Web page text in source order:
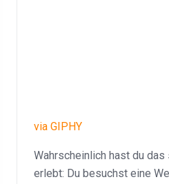
via GIPHY
Wahrscheinlich hast du
erlebt: Du besuchst eine